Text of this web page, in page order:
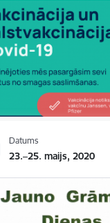
Datums
23.–25. maijs, 2020